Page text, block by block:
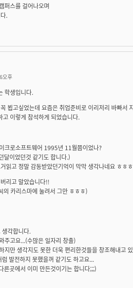
퍼스를 걸어나오며
.
오후
학생입니다.
뵙고싶었는데 요즘은 취업준비로 이리저리 바빠서
이렇게 참석하게 되었습니다.
크로소프트웨어 1995년 11월쯤이었나?
달이었던것 같기도 합니다.)
고 정말 감동받았던기억이 막막 생각나네요 ㅎㅎ
리고 말았습니다!!
의 카리스마에 눌려서 그만 ㅎㅎㅎ)
생각합니다.
주고요...(수많은 일자리 창출)
지만 생각지도 못한 더욱 편리한것들을 창조해내고
발전하지 못했을꺼 같기도 하고요...
른곳에서 이미 만든것이기는 합니다;;;)